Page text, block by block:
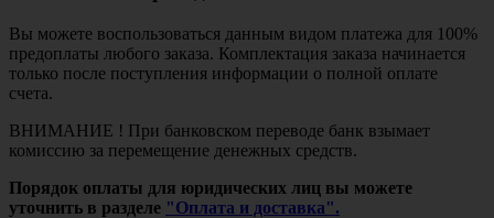
Вы можете воспользоваться данным видом платежа для 100%
предоплаты любого заказа. Комплектация заказа начинается
только после поступления информации о полной оплате
счета.
ВНИМАНИЕ ! При банковском переводе банк взымает
комиссию за перемещение денежных средств.
Порядок оплаты для юридических лиц вы можете
уточнить в разделе "Оплата и доставка".